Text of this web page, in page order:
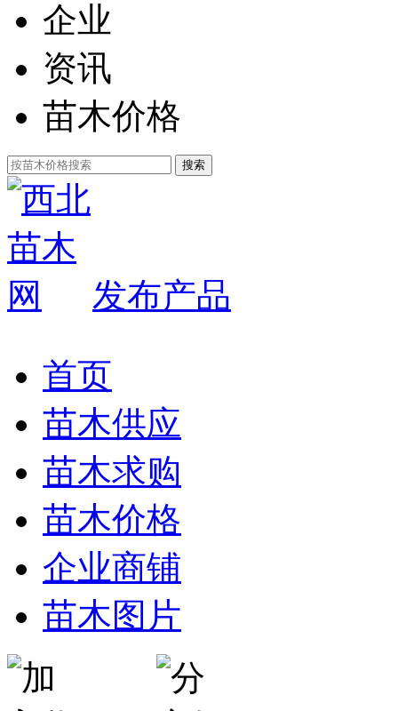
企业
资讯
苗木价格
发布产品
首页
苗木供应
苗木求购
苗木价格
企业商铺
苗木图片